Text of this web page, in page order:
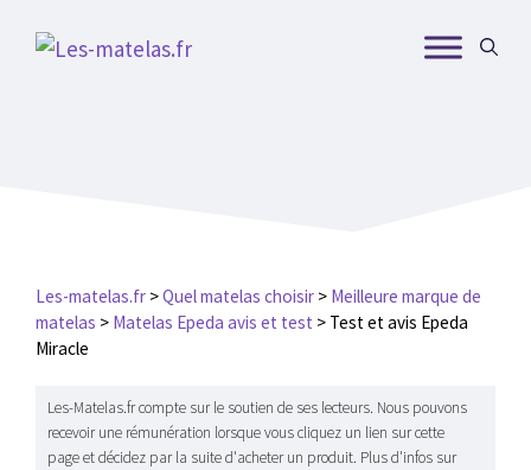
Les-matelas.fr >Quel matelas choisir > Meilleure marque de
matelas > Matelas Epeda avis et test > Test et avis Epeda
Miracle
Les-Matelas.fr compte sur le soutien de ses lecteurs. Nous pouvons
recevoir une rémunération lorsque vous cliquez un lien sur cette
page et décidez par la suite d'acheter un produit. Plus d'infos sur